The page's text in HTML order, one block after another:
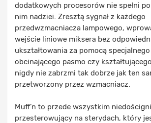
dodatkowych procesorów nie spełni
nim nadziei. Zresztą sygnał z każdego
przedwzmacniacza lampowego,
wejście liniowe miksera bez
ukształtowania za pomocą specjalnego
obcinającego pasmo czy
nigdy nie zabrzmi tak dobrze jak ten
przetworzony przez wzmacniacz.
Muff’n to przede wszystkim
przesterowujący na sterydach, który